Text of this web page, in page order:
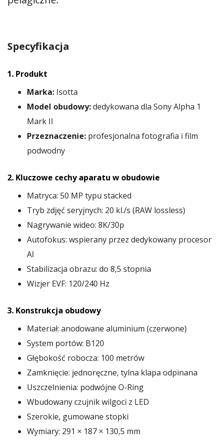
Specyfikacja
1. Produkt
Marka: Isotta
Model obudowy:dedykowana dla Sony Alpha 1
Mark II
Przeznaczenie: profesjonalna fotografia i film
podwodny
2. Kluczowe cechy aparatu w obudowie
Matryca: 50 MP typu stacked
Tryb zdjęć seryjnych: 20 kl./s (RAW lossless)
Nagrywanie wideo: 8K/30p
Autofokus: wspierany przez dedykowany procesor
AI
Stabilizacja obrazu: do 8,5 stopnia
Wizjer EVF: 120/240 Hz
3. Konstrukcja obudowy
Materiał: anodowane aluminium (czerwone)
System portów: B120
Głębokość robocza: 100 metrów
Zamknięcie: jednoręczne, tylna klapa odpinana
Uszczelnienia: podwójne O-Ring
Wbudowany czujnik wilgoci z LED
Szerokie, gumowane stopki
Wymiary: 291 × 187 × 130,5 mm